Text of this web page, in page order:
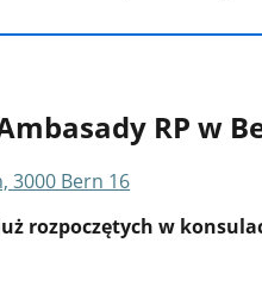
RP w
3000 Bern 16
rozpoczętych w